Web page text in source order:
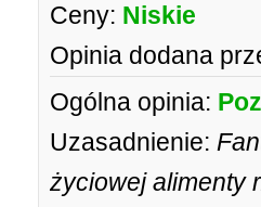
Ceny: Niskie
Opinia dodana
Ogólna opinia:
Uzasadnienie:
życiowej alimenty